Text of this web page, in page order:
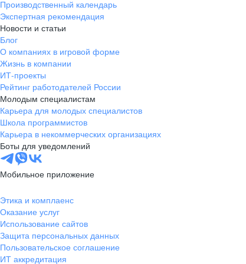
Производственный календарь
Экспертная рекомендация
Новости и статьи
Блог
О компаниях в игровой форме
Жизнь в компании
ИТ-проекты
Рейтинг работодателей России
Молодым специалистам
Карьера для молодых специалистов
Школа программистов
Карьера в некоммерческих организациях
Боты для уведомлений
Мобильное приложение
Этика и комплаенс
Оказание услуг
Использование сайтов
Защита персональных данных
Пользовательское соглашение
ИТ аккредитация